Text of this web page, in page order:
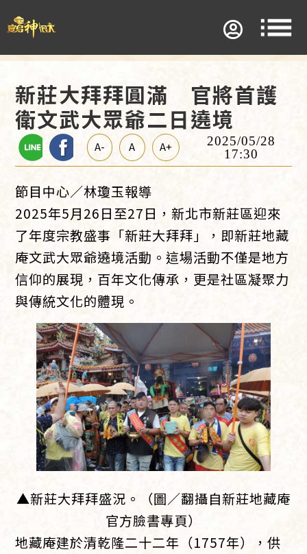
新莊大拜拜圓滿 官將首護
衛文武大眾爺二日遶境
A- A A+
2025/05/28
17:30
節目中心／林瓊玉報導
2025年5月26日至27日，新北市新莊區迎來
了年度宗教盛事「新莊大拜拜」，即新莊地藏
庵文武大眾爺遶境活動。這場活動不僅是地方
信仰的展現，百年文化傳承，更是社區凝聚力
與傳統文化的體現。
▲新莊大拜拜盛況。（圖／翻攝自新莊地藏庵
官方臉書專頁）
地藏庵建於清乾隆二十二年（1757年），供